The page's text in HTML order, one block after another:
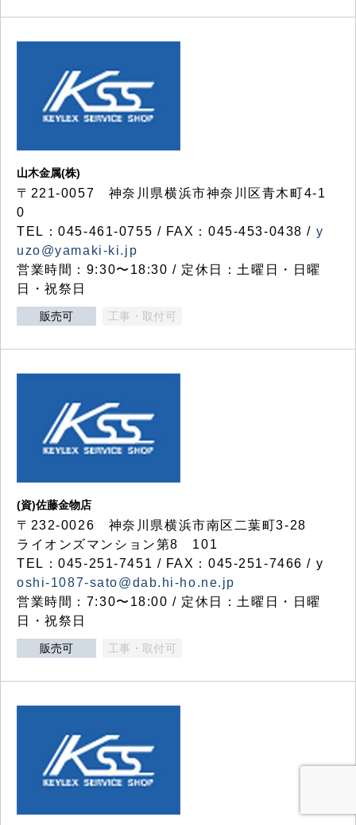
山木金属(株)
〒221-0057 神奈川県横浜市神奈川区青木町4-1
0
TEL：045-461-0755 / FAX：045-453-0438 / y
uzo@yamaki-ki.jp
営業時間：9:30〜18:30 / 定休日：土曜日・日曜
日・祝祭日
販売可 工事・取付可
(資)佐藤金物店
〒232-0026 神奈川県横浜市南区二葉町3-28
ライオンズマンション第8 101
TEL：045-251-7451 / FAX：045-251-7466 / y
oshi-1087-sato@dab.hi-ho.ne.jp
営業時間：7:30〜18:00 / 定休日：土曜日・日曜
日・祝祭日
販売可 工事・取付可